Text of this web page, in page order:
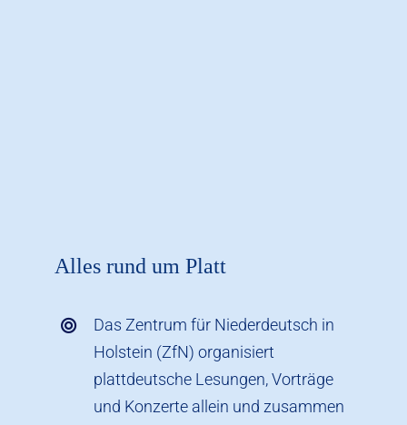
Alles rund um Platt
Das Zentrum für Niederdeutsch in
Holstein (ZfN) organisiert
plattdeutsche Lesungen, Vorträge
und Konzerte allein und zusammen